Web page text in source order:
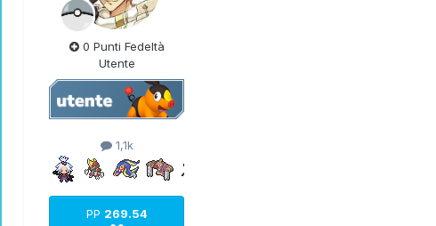
0 Punti Fedeltà
Utente
1,1k
PP 269.54